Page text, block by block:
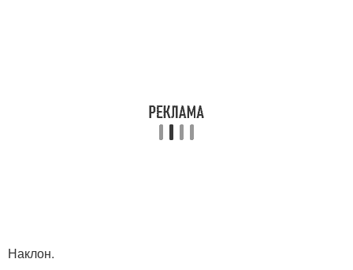
Наклон.